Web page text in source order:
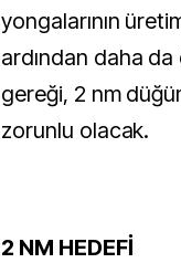
yongalarının
ardından daha
gereği, 2 nm
zorunlu olacak.
2 NM HEDEFİ